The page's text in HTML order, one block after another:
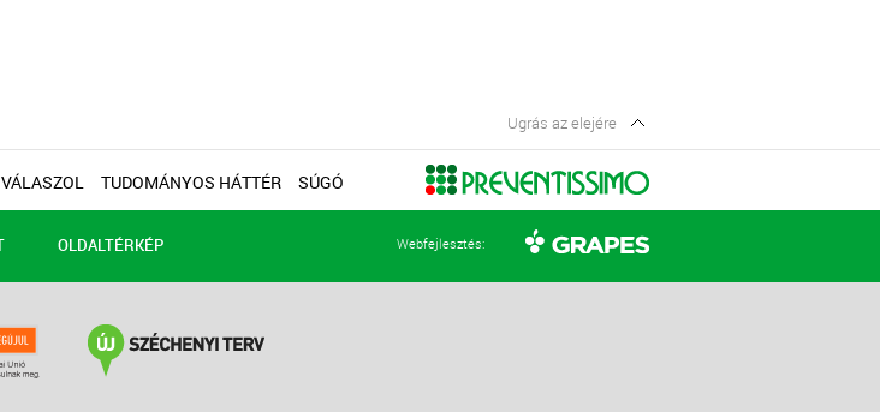
TUDOMÁNYOS HÁTTÉR SÚGÓ
Ugrás az elejére
OLDALTÉRKÉP Webfejlesztés: